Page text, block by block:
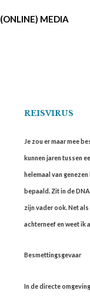
(ONLINE) MEDIA
REISVIRUS
Je zou er maar mee
kunnen jaren tussen
helemaal van
bepaald. Zit in de
zijn vader ook. Net als
achterneef en weet ik
Besmettingsgevaar
In de directe